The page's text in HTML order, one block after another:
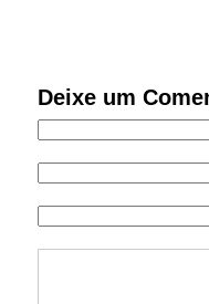
Deixe um